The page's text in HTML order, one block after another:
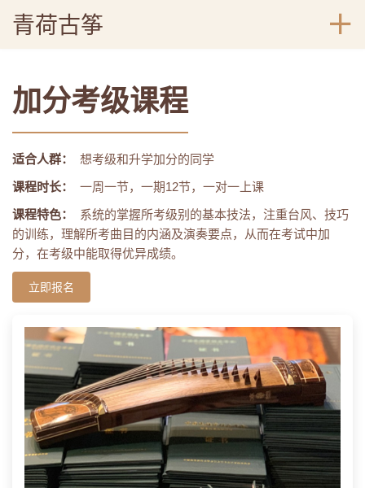
青荷古筝
加分考级课程
适合人群：
想考级和升学加分的同学
课程时长：
一周一节，一期12节，一对一上课
课程特色：
系统的掌握所考级别的基本技法，注重台风、技巧
的训练，理解所考曲目的内涵及演奏要点，从而在考试中加
分，在考级中能取得优异成绩。
立即报名